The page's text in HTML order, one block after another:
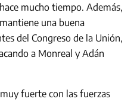
mucho tiempo. Además,
una buena
del Congreso de la Unión,
a Monreal y Adán
fuerte con las fuerzas